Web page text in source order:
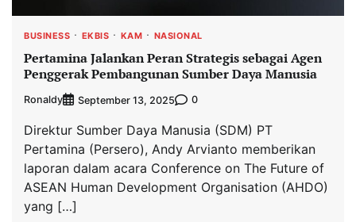
BUSINESS EKBIS KAM NASIONAL
Pertamina Jalankan Peran Strategis sebagai Agen
Penggerak Pembangunan Sumber Daya Manusia
Ronaldy September 13, 2025 0
Direktur Sumber Daya Manusia (SDM) PT
Pertamina (Persero), Andy Arvianto memberikan
laporan dalam acara Conference on The Future of
ASEAN Human Development Organisation (AHDO)
yang […]